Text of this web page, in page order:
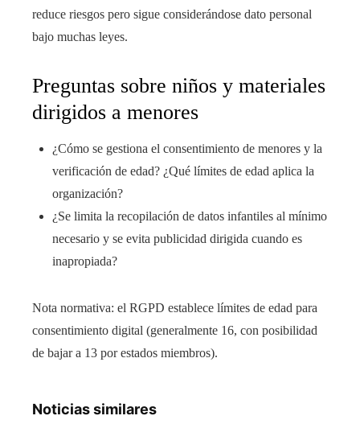
reduce riesgos pero sigue considerándose dato personal
bajo muchas leyes.
Preguntas sobre niños y materiales
dirigidos a menores
¿Cómo se gestiona el consentimiento de menores y la
verificación de edad? ¿Qué límites de edad aplica la
organización?
¿Se limita la recopilación de datos infantiles al mínimo
necesario y se evita publicidad dirigida cuando es
inapropiada?
Nota normativa: el RGPD establece límites de edad para
consentimiento digital (generalmente 16, con posibilidad
de bajar a 13 por estados miembros).
Noticias similares